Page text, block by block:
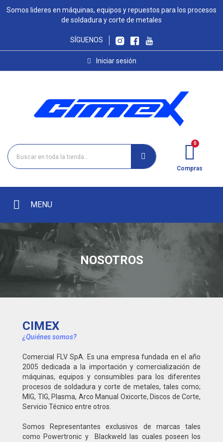
Somos lideres en máquinas, equipos y repuestos para los procesos
de soldadura y corte de metales
SÍGUENOS
Iniciar sesión
Compras
MENU
NOSOTROS
CIMEX
¿Quiénes somos?
Comercial FLV SpA. Es una empresa fundada en el año
2005 dedicada a la importación y comercialización de
máquinas, equipos y consumibles para los diferentes
procesos de soldadura y corte de metales, tales como;
MIG, TIG, Plasma, Arco Manual Oxicorte, Discos de Corte,
Servicio Técnico entre otros.
Somos Representantes exclusivos de marcas tales
como Powertronic y Blackweld las cuales poseen los